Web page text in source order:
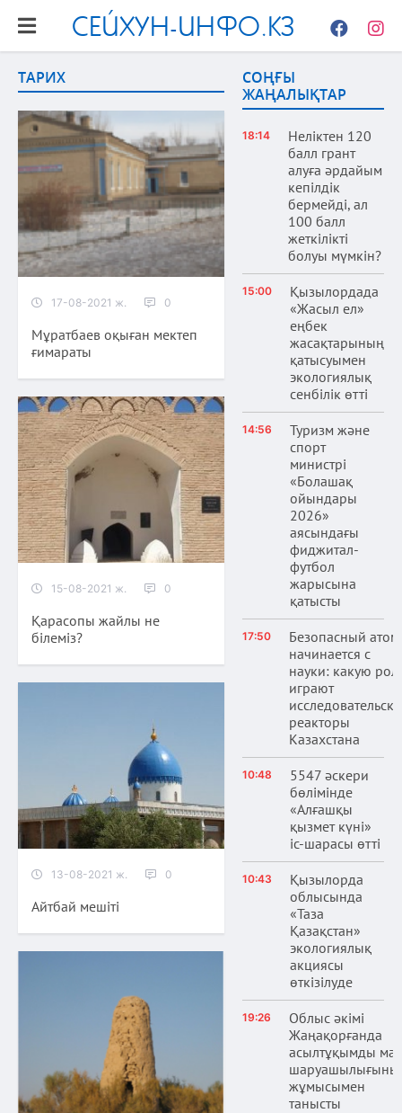
СЕЙХУН-ИНФО.КЗ
Facebook
ТАРИХ
17-08-2021 ж. 0
Мұратбаев оқыған мектеп
ғимараты
15-08-2021 ж. 0
Қарасопы жайлы не
білеміз?
13-08-2021 ж. 0
Айтбай мешіті
СОҢҒЫ
ЖАҢАЛЫҚТАР
18:14
Неліктен 120
балл грант
алуға әрдайым
кепілдік
бермейді, ал
100 балл
жеткілікті
болуы мүмкін?
15:00
Қызылордада
«Жасыл ел»
еңбек
жасақтарының
қатысуымен
экологиялық
сенбілік өтті
14:56
Туризм және
спорт
министрі
«Болашақ
ойындары
2026»
аясындағы
фиджитал-
футбол
жарысына
қатысты
17:50
Безопасный атом
начинается с
науки: какую
играют
реакторы
Казахстана
10:48
5547 әскери
бөлімінде
«Алғашқы
қызмет күні»
іс-шарасы өтті
10:43
Қызылорда
облысында
«Таза
Қазақстан»
экологиялық
акциясы
өткізілуде
19:26
Облыс әкімі
Жаңақорғанда
асылтұқымды мал
жұмысымен
танысты